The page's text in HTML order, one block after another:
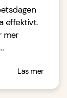
effektivt.
mer
Läs mer